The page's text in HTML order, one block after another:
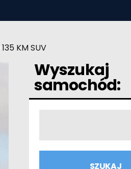
KM SUV
Wyszukaj
samochód: